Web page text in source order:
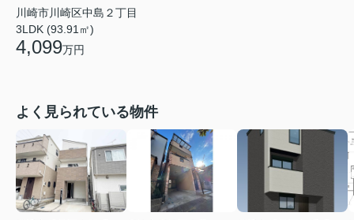
川崎市川崎区中島２丁目
3LDK (93.91㎡)
4,099万円
よく見られている物件